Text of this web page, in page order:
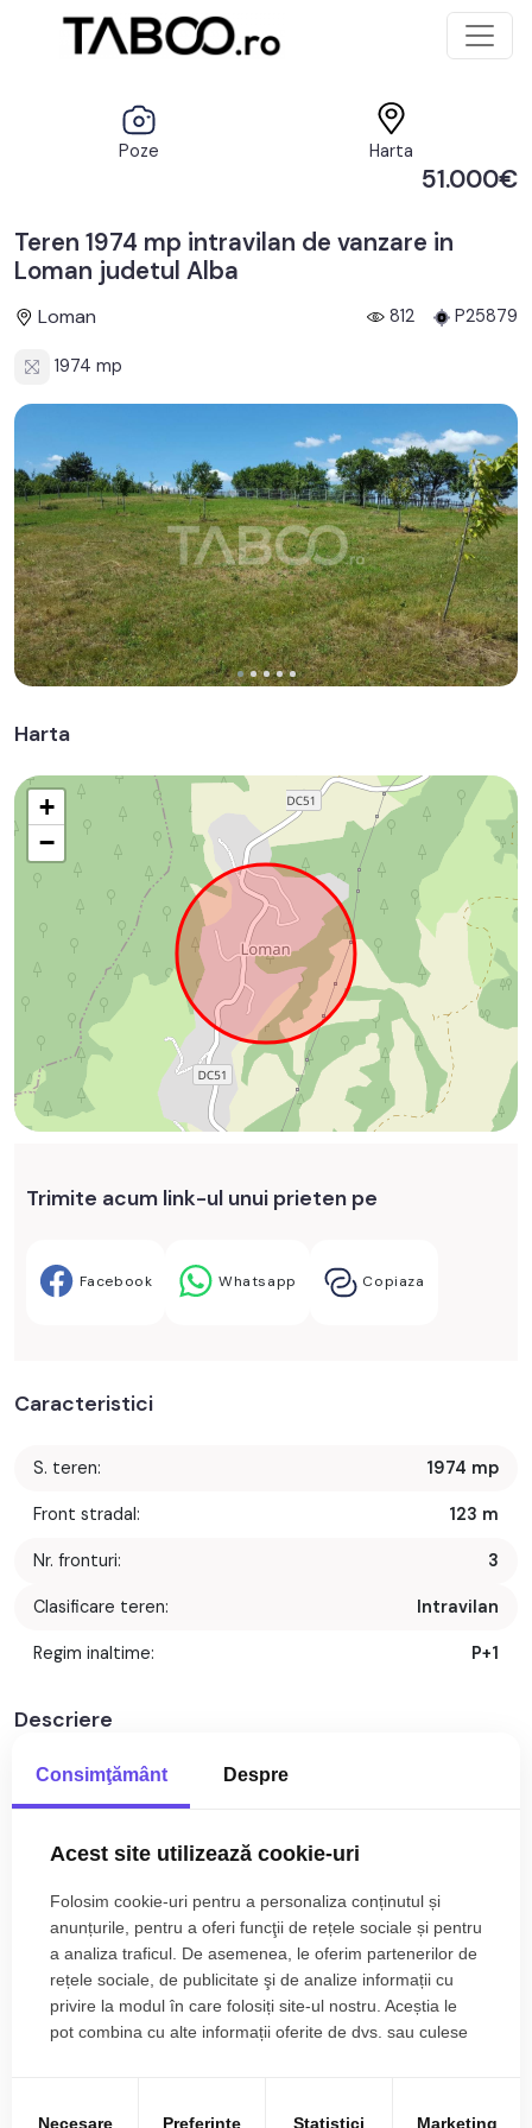
Poze Harta
51.000€
Teren 1974 mp intravilan de vanzare in
Loman judetul Alba
Loman 812 P25879
1974 mp
Harta
+
−
Trimite acum link-ul unui prieten pe
Facebook Whatsapp Copiaza
Caracteristici
S. teren: 1974 mp
Front stradal: 123 m
Nr. fronturi: 3
Clasificare teren: Intravilan
Regim inaltime: P+1
Descriere
Teren intravilan de vanzare in Loman - Oportunitate unica
pentru investitie!
Descoperiti acest teren intravilan de 1974 mp, situat in
Sebes.
Aceasta proprietate versatila va ofera oportunitatea
perfecta pentru a construi casa visurilor dumneavoastra, o
resedinta de vacanta sau chiar o pensiune agroturistica.
Cu o deschidere generoasa la 3 strazi, dintre care una
Consimţământ Despre
Acest site utilizează cookie-uri
Folosim cookie-uri pentru a personaliza conținutul și
anunțurile, pentru a oferi funcţii de rețele sociale și pentru
a analiza traficul. De asemenea, le oferim partenerilor de
rețele sociale, de publicitate şi de analize informații cu
privire la modul în care folosiți site-ul nostru. Aceștia le
pot combina cu alte informații oferite de dvs. sau culese
Necesare Preferinţe Statistici Marketing